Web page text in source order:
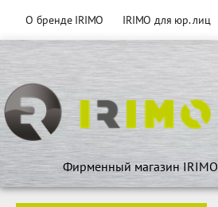
О бренде IRIMO IRIMO для юр. лиц
Фирменный магазин IRIMO